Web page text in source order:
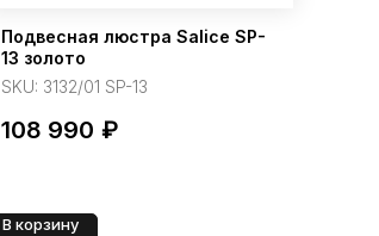
Подвесная люстра Salice SP-
13 золото
SKU: 3132/01 SP-13
108 990 ₽
В корзину